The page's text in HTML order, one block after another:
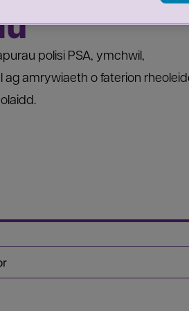
polisi PSA, ymchwil,
amrywiaeth o faterion